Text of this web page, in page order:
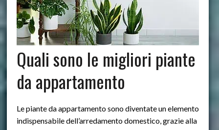
Quali sono le migliori piante
da appartamento
Le piante da appartamento sono diventate un elemento
indispensabile dell’arredamento domestico, grazie alla